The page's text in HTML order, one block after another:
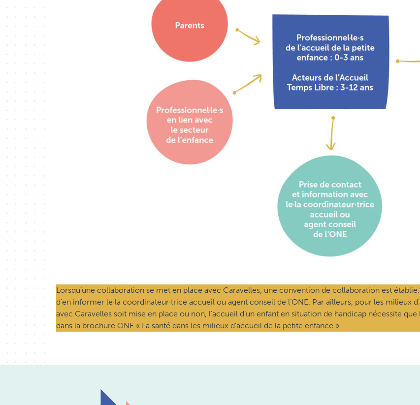
Lorsqu’une collaboration se met en place avec Caravelles, une convention de collaboration est établie.
d’en informer le∙la coordinateur∙trice accueil ou agent conseil de l’ONE. Par ailleurs, pour les milieux
avec Caravelles soit mise en place ou non, l’accueil d’un enfant en situation de handicap nécessite
dans la brochure ONE « La santé dans les milieux d’accueil de la petite enfance ».